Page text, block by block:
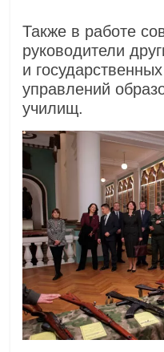
Также в работе
руководители
и
управлений
училищ.